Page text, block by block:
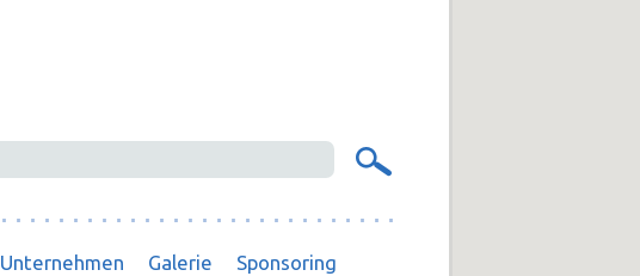
Unternehmen Galerie Sponsoring